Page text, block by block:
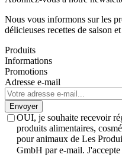
Nous vous informons sur les
délicieuses recettes de saison
Produits
Informations
Promotions
Adresse e-mail
Envoyer
OUI, je souhaite recevoir
produits alimentaires,
pour animaux de Les
GmbH par e-mail. J'accepte